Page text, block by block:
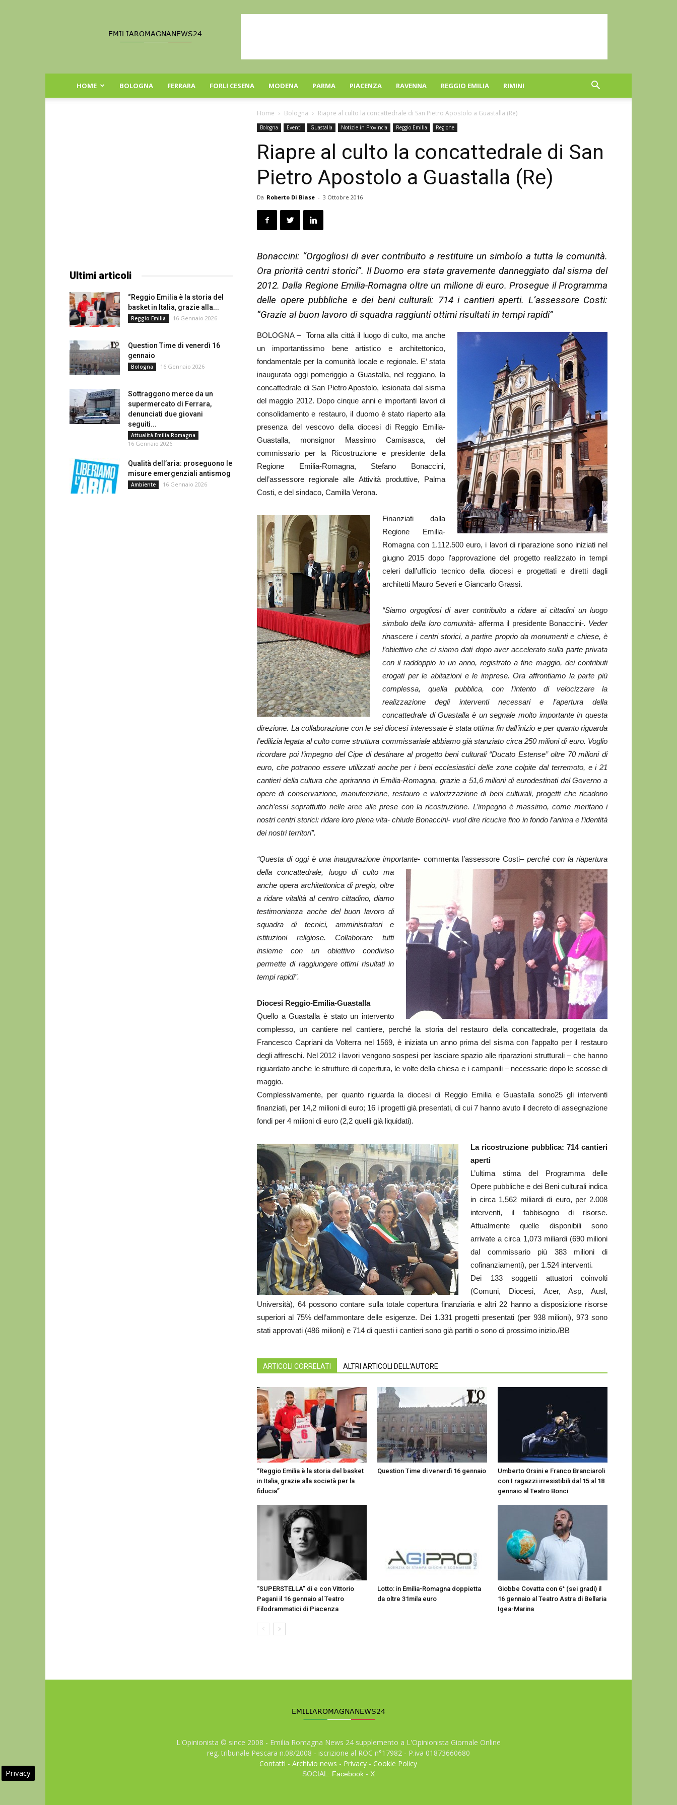
Romagna
HOME BOLOGNA FERRARA FORLI CESENA MODENA PARMA PIACENZA RAVENNA REGGIO EMILIA RIMINI
Home Bologna Riapre al culto la concattedrale di San Pietro Apostolo a Guastalla (Re)
Bologna Eventi Guastalla Notizie in Provincia Reggio Emilia Regione
Riapre al culto la concattedrale di San
Pietro Apostolo a Guastalla (Re)
Da Roberto Di Biase - 3 Ottobre 2016
Bonaccini: “Orgogliosi di aver contribuito a restituire un simbolo a tutta la comunità.
Ora priorità centri storici”. Il Duomo era stata gravemente danneggiato dal sisma del
2012. Dalla Regione Emilia-Romagna oltre un milione di euro. Prosegue il Programma
delle opere pubbliche e dei beni culturali: 714 i cantieri aperti. L’assessore Costi:
“Grazie al buon lavoro di squadra raggiunti ottimi risultati in tempi rapidi”
BOLOGNA – Torna alla città il luogo di culto, ma anche
un importantissimo bene artistico e architettonico,
fondamentale per la comunità locale e regionale. E’ stata
inaugurata oggi pomeriggio a Guastalla, nel reggiano, la
concattedrale di San Pietro Apostolo, lesionata dal sisma
del maggio 2012. Dopo cinque anni e importanti lavori di
consolidamento e restauro, il duomo è stato riaperto alla
presenza del vescovo della diocesi di Reggio Emilia-
Guastalla, monsignor Massimo Camisasca, del
commissario per la Ricostruzione e presidente della
Regione Emilia-Romagna, Stefano Bonaccini,
dell’assessore regionale alle Attività produttive, Palma
Costi, e del sindaco, Camilla Verona.
Finanziati dalla
Regione Emilia-
Romagna con 1.112.500 euro, i lavori di riparazione sono iniziati nel
giugno 2015 dopo l’approvazione del progetto realizzato in tempi
celeri dall’ufficio tecnico della diocesi e progettati e diretti dagli
architetti Mauro Severi e Giancarlo Grassi.
“Siamo orgogliosi di aver contribuito a ridare ai cittadini un luogo
simbolo della loro comunità- afferma il presidente Bonaccini-. Veder
rinascere i centri storici, a partire proprio da monumenti e chiese, è
l’obiettivo che ci siamo dati dopo aver accelerato sulla parte privata
con il raddoppio in un anno, registrato a fine maggio, dei contributi
erogati per le abitazioni e le imprese. Ora affrontiamo la parte più
complessa, quella pubblica, con l’intento di velocizzare la
realizzazione degli interventi necessari e l’apertura della
concattedrale di Guastalla è un segnale molto importante in questa
direzione. La collaborazione con le sei diocesi interessate è stata ottima fin dall’inizio e per quanto riguarda
l’edilizia legata al culto come struttura commissariale abbiamo già stanziato circa 250 milioni di euro. Voglio
ricordare poi l’impegno del Cipe di destinare al progetto beni culturali “Ducato Estense” oltre 70 milioni di
euro, che potranno essere utilizzati anche per i beni ecclesiastici delle zone colpite dal terremoto, e i 21
cantieri della cultura che apriranno in Emilia-Romagna, grazie a 51,6 milioni di eurodestinati dal Governo a
opere di conservazione, manutenzione, restauro e valorizzazione di beni culturali, progetti che ricadono
anch’essi soprattutto nelle aree alle prese con la ricostruzione. L’impegno è massimo, come meritano i
nostri centri storici: ridare loro piena vita- chiude Bonaccini- vuol dire ricucire fino in fondo l’anima e l’identità
dei nostri territori”.
“Questa di oggi è una inaugurazione importante- commenta l’assessore Costi– perché con la riapertura
della concattedrale, luogodi culto ma
anche opera architettonica di pregio, oltre
a ridare vitalità al centro cittadino, diamo
testimonianza anche del buon lavoro di
squadra di tecnici, amministratori e
istituzioni religiose. Collaborare tutti
insieme con un obiettivo condiviso
permette di raggiungere ottimi risultati in
tempi rapidi”.
Diocesi Reggio-Emilia-Guastalla
Quello a Guastalla è stato un intervento
complesso, un cantiere nel cantiere, perché la storia del restauro della concattedrale, progettata da
Francesco Capriani da Volterra nel 1569, è iniziata un anno prima del sisma con l’appalto per il restauro
degli affreschi. Nel 2012 i lavori vengono sospesi per lasciare spazio alle riparazioni strutturali – che hanno
riguardato anche le strutture di copertura, le volte della chiesa e i campanili – necessarie dopo le scosse di
maggio.
Complessivamente, per quanto riguarda la diocesi di Reggio Emilia e Guastalla sono25 gli interventi
finanziati, per 14,2 milioni di euro; 16 i progetti già presentati, di cui 7 hanno avuto il decreto di assegnazione
fondi per 4 milioni di euro (2,2 quelli già liquidati).
La ricostruzione pubblica: 714 cantieri
aperti
L’ultima stima del Programma delle
Opere pubbliche e dei Beni culturali indica
in circa 1,562 miliardi di euro, per 2.008
interventi, il fabbisogno di risorse.
Attualmente quelle disponibili sono
arrivate a circa 1,073 miliardi (690 milioni
dal commissario più 383 milioni di
cofinanziamenti), per 1.524 interventi.
Dei 133 soggetti attuatori coinvolti
(Comuni, Diocesi, Acer, Asp, Ausl,
Università), 64 possono contare sulla totale copertura finanziaria e altri 22 hanno a disposizione risorse
superiori al 75% dell’ammontare delle esigenze. Dei 1.331 progetti presentati (per 938 milioni), 973 sono
stati approvati (486 milioni) e 714 di questi i cantieri sono già partiti o sono di prossimo inizio./BB
ARTICOLI CORRELATI ALTRI ARTICOLI DELL'AUTORE
“Reggio Emilia è la storia del basket
in Italia, grazie alla società per la
fiducia”
Question Time di venerdì 16 gennaio
Umberto Orsini e Franco Branciaroli
con I ragazzi irresistibili dal 15 al 18
gennaio al Teatro Bonci
“SUPERSTELLA” di e con Vittorio
Pagani il 16 gennaio al Teatro
Filodrammatici di Piacenza
Lotto: in Emilia-Romagna doppietta
da oltre 31mila euro
Giobbe Covatta con 6° (sei gradi) il
16 gennaio al Teatro Astra di Bellaria
Igea-Marina
Ultimi articoli
“Reggio Emilia è la storia del
basket in Italia, grazie alla...
Reggio Emilia 16 Gennaio 2026
Question Time di venerdì 16
gennaio
Bologna 16 Gennaio 2026
Sottraggono merce da un
supermercato di Ferrara,
denunciati due giovani
seguiti...
Attualità Emilia Romagna
16 Gennaio 2026
Qualità dell’aria: proseguono le
misure emergenziali antismog
Ambiente 16 Gennaio 2026
L'Opinionista © since 2008 - Emilia Romagna News 24 supplemento a L'Opinionista Giornale Online
reg. tribunale Pescara n.08/2008 - iscrizione al ROC n°17982 - P.iva 01873660680
Contatti -Archivio news - Privacy -Cookie Policy
SOCIAL: Facebook- X
Privacy